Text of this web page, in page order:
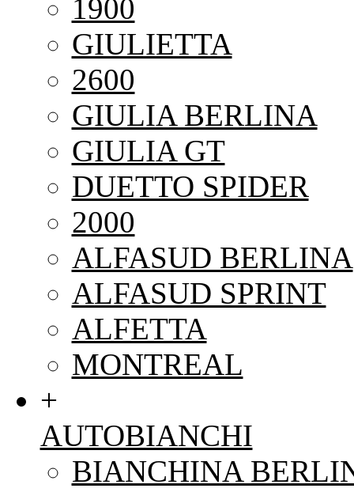
1900
GIULIETTA
2600
GIULIA BERLINA
GIULIA GT
DUETTO SPIDER
2000
ALFASUD BERLINA
ALFASUD SPRINT
ALFETTA
MONTREAL
+
AUTOBIANCHI
BIANCHINA